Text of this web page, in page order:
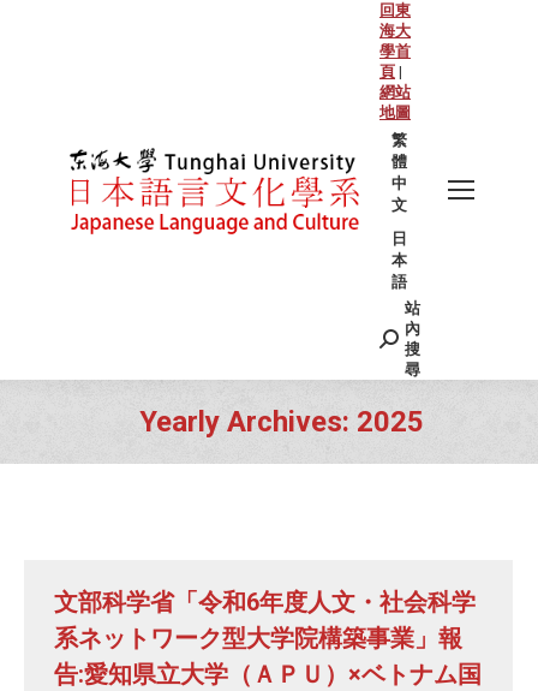
回東
海大
學首
頁 |
網站
地圖
繁
體
中
文
日
本
語
Search:
站
內
搜
尋
Yearly Archives: 2025
You are here:
文部科学省「令和6年度人文・社会科学
系ネットワーク型大学院構築事業」報
告:愛知県立大学（ＡＰＵ）×ベトナム国